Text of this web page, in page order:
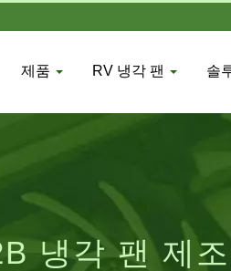
제품 RV 냉각 팬 솔
냉각 팬 제